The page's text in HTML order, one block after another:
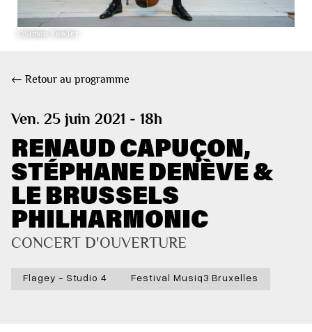
©Simon Fowler
← Retour au programme
Ven. 25 juin 2021 - 18h
RENAUD CAPUÇON,
STÉPHANE DENÈVE &
LE BRUSSELS
PHILHARMONIC
CONCERT D'OUVERTURE
Flagey - Studio 4 Festival Musiq3 Bruxelles